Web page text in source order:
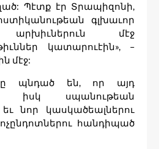
Պէտք էր Տրապիզոնի,
գլխաւոր
արխիւներուն մէջ
կատարուէին», –
մէջ:
պնդած են, որ այդ
իսկ սպանութեան
նոր կասկածեալներու
հանդիպած